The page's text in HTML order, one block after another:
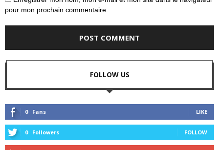
pour mon prochain commentaire.
FOLLOW US
0 Fans LIKE
0 Followers FOLLOW